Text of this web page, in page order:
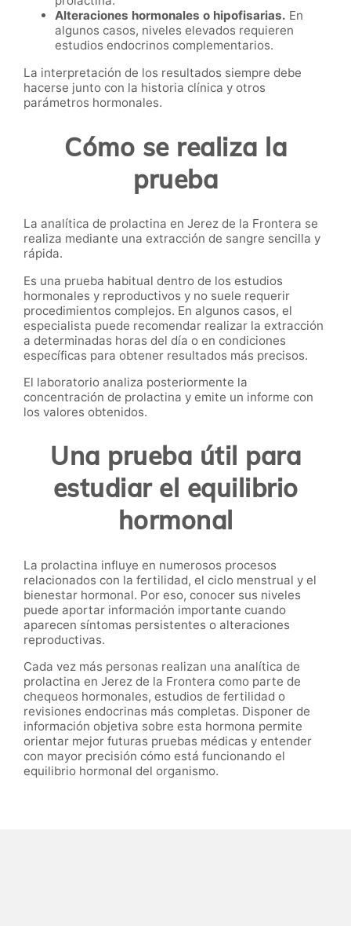
Alteraciones hormonales o hipofisarias. En
algunos casos, niveles elevados requieren
estudios endocrinos complementarios.
La interpretación de los resultados siempre debe
hacerse junto con la historia clínica y otros
parámetros hormonales.
Cómo se realiza la
prueba
La analítica de prolactina en Jerez de la Frontera se
realiza mediante una extracción de sangre sencilla y
rápida.
Es una prueba habitual dentro de los estudios
hormonales y reproductivos y no suele requerir
procedimientos complejos. En algunos casos, el
especialista puede recomendar realizar la extracción
a determinadas horas del día o en condiciones
específicas para obtener resultados más precisos.
El laboratorio analiza posteriormente la
concentración de prolactina y emite un informe con
los valores obtenidos.
Una prueba útil para
estudiar el equilibrio
hormonal
La prolactina influye en numerosos procesos
relacionados con la fertilidad, el ciclo menstrual y el
bienestar hormonal. Por eso, conocer sus niveles
puede aportar información importante cuando
aparecen síntomas persistentes o alteraciones
reproductivas.
Cada vez más personas realizan una analítica de
prolactina en Jerez de la Frontera como parte de
chequeos hormonales, estudios de fertilidad o
revisiones endocrinas más completas. Disponer de
información objetiva sobre esta hormona permite
orientar mejor futuras pruebas médicas y entender
con mayor precisión cómo está funcionando el
equilibrio hormonal del organismo.